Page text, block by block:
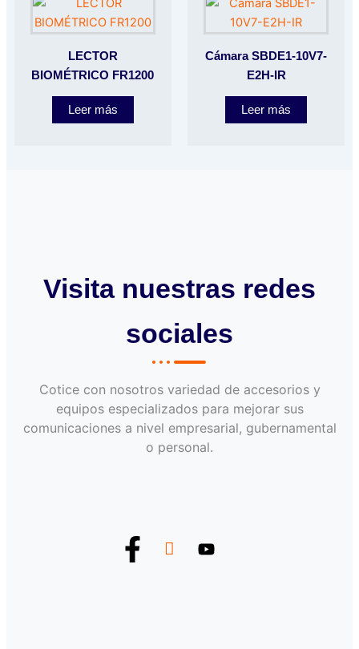
LECTOR
BIOMÉTRICO FR1200
Leer más
Cámara SBDE1-10V7-
E2H-IR
Leer más
Visita nuestras redes
sociales
Cotice con nosotros variedad de accesorios y
equipos especializados para mejorar sus
comunicaciones a nivel empresarial, gubernamental
o personal.